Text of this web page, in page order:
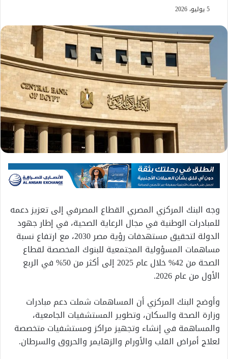
5 يوليو، 2026
وجه البنك المركزي المصري القطاع المصرفي إلى تعزيز دعمه
للمبادرات الوطنية في مجال الرعاية الصحية، في إطار جهود
الدولة لتحقيق مستهدفات رؤية مصر 2030، مع ارتفاع نسبة
مساهمات المسؤولية المجتمعية للبنوك المخصصة لقطاع
الصحة من 42% خلال عام 2025 إلى أكثر من 50% في الربع
الأول من عام 2026.
وأوضح البنك المركزي أن المساهمات شملت دعم مبادرات
وزارة الصحة والسكان، وتطوير المستشفيات الجامعية،
والمساهمة في إنشاء وتجهيز مراكز ومستشفيات متخصصة
لعلاج أمراض القلب والأورام والزهايمر والحروق والسرطان.